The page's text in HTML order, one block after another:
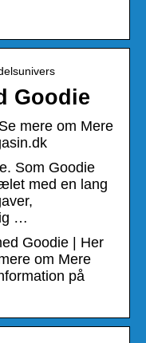
Goodie
mere om Mere
Som Goodie
med en lang
…
Goodie | Her
om Mere
på